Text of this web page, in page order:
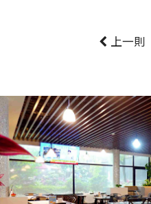
上一則